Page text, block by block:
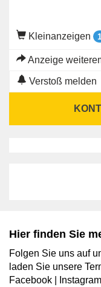
Kleinanzeigen
Anzeige
Verstoß melden
Hier finden Sie
Folgen Sie uns auf
laden Sie unsere
Facebook
Instagram